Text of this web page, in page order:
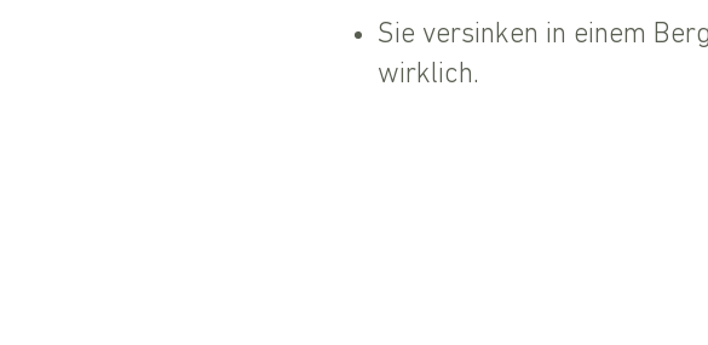
Sie versinken in einem
wirklich.